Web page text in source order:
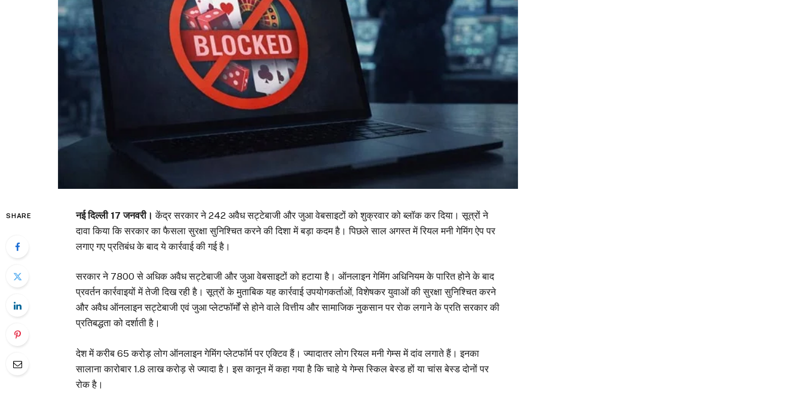
SHARE नई दिल्ली 17 जनवरी। केंद्र सरकार ने 242 अवैध सट्टेबाजी और जुआ वेबसाइटों को शुक्रवार को ब्लॉक कर दिया। सूत्रों ने
दावा किया कि सरकार का फैसला सुरक्षा सुनिश्चित करने की दिशा में बड़ा कदम है। पिछले साल अगस्त में रियल मनी गेमिंग ऐप पर
लगाए गए प्रतिबंध के बाद ये कार्रवाई की गई है।
सरकार ने 7800 से अधिक अवैध सट्टेबाजी और जुआ वेबसाइटों को हटाया है। ऑनलाइन गेमिंग अधिनियम के पारित होने के बाद
प्रवर्तन कार्रवाइयों में तेजी दिख रही है। सूत्रों के मुताबिक यह कार्रवाई उपयोगकर्ताओं, विशेषकर युवाओं की सुरक्षा सुनिश्चित करने
और अवैध ऑनलाइन सट्टेबाजी एवं जुआ प्लेटफॉर्मों से होने वाले वित्तीय और सामाजिक नुकसान पर रोक लगाने के प्रति सरकार की
प्रतिबद्धता को दर्शाती है।
देश में करीब 65 करोड़ लोग ऑनलाइन गेमिंग प्लेटफॉर्म पर एक्टिव हैं। ज्यादातर लोग रियल मनी गेम्स में दांव लगाते हैं। इनका
सालाना कारोबार 1.8 लाख करोड़ से ज्यादा है। इस कानून में कहा गया है कि चाहे ये गेम्स स्किल बेस्ड हों या चांस बेस्ड दोनों पर
रोक है।